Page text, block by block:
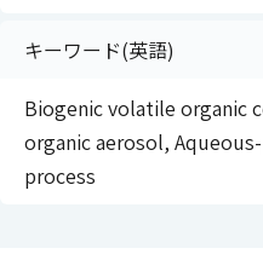
キーワード(英語)
Biogenic volatile organic
organic aerosol,
process